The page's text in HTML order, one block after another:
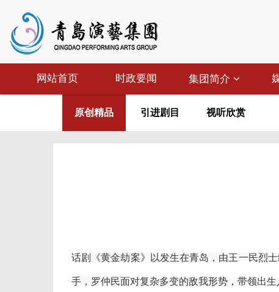
网站首页 时政要闻 集团简介
原创精品 引进剧目 视听欣赏
话剧《黄金劫案》以发生在青岛，由王一民烈
手，罗仲民面对复杂多变的敌我形势，带领出